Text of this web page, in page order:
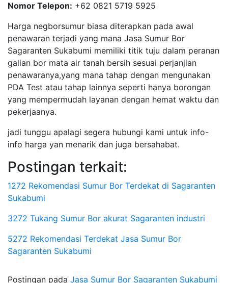
Nomor Telepon: +62 0821 5719 5925
Harga negborsumur biasa diterapkan pada awal
penawaran terjadi yang mana Jasa Sumur Bor
Sagaranten Sukabumi memiliki titik tuju dalam peranan
galian bor mata air tanah bersih sesuai perjanjian
penawaranya,yang mana tahap dengan mengunakan
PDA Test atau tahap lainnya seperti hanya borongan
yang mempermudah layanan dengan hemat waktu dan
pekerjaanya.
jadi tunggu apalagi segera hubungi kami untuk info-
info harga yan menarik dan juga bersahabat.
Postingan terkait:
1272 Rekomendasi Sumur Bor Terdekat di Sagaranten
Sukabumi
3272 Tukang Sumur Bor akurat Sagaranten industri
5272 Rekomendasi Terdekat Jasa Sumur Bor
Sagaranten Sukabumi
Postingan pada Jasa Sumur Bor Sagaranten Sukabumi